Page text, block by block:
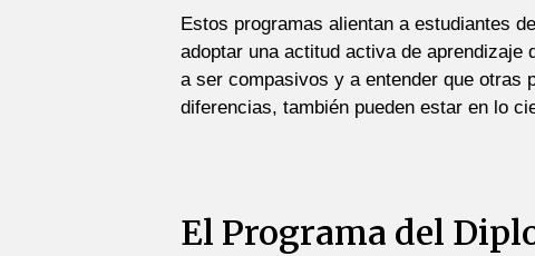
Estos programas alientan a estudiantes
adoptar una actitud activa de aprendizaje
a ser compasivos y a entender que otras
diferencias, también pueden estar en lo
El Programa del